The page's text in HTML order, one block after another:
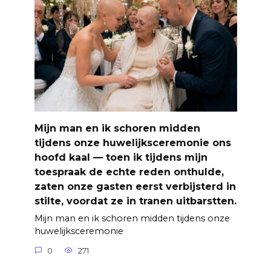
Mijn man en ik schoren midden
tijdens onze huwelijksceremonie ons
hoofd kaal — toen ik tijdens mijn
toespraak de echte reden onthulde,
zaten onze gasten eerst verbijsterd in
stilte, voordat ze in tranen uitbarstten.
Mijn man en ik schoren midden tijdens onze
huwelijksceremonie
0 271